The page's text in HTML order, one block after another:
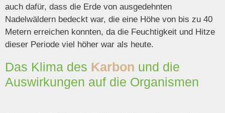
auch dafür, dass die Erde von ausgedehnten
Nadelwäldern bedeckt war, die eine Höhe von bis zu 40
Metern erreichen konnten, da die Feuchtigkeit und Hitze
dieser Periode viel höher war als heute.
Das Klima des Karbon und die
Auswirkungen auf die Organismen